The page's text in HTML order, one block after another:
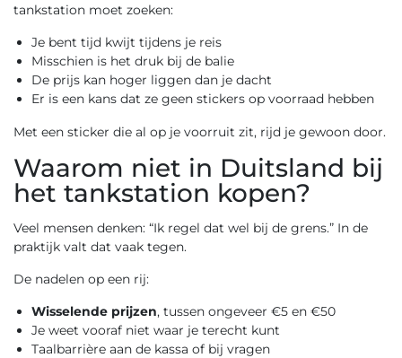
tankstation moet zoeken:
Je bent tijd kwijt tijdens je reis
Misschien is het druk bij de balie
De prijs kan hoger liggen dan je dacht
Er is een kans dat ze geen stickers op voorraad hebben
Met een sticker die al op je voorruit zit, rijd je gewoon door.
Waarom niet in Duitsland bij
het tankstation kopen?
Veel mensen denken: “Ik regel dat wel bij de grens.” In de
praktijk valt dat vaak tegen.
De nadelen op een rij:
Wisselende prijzen, tussen ongeveer €5 en €50
Je weet vooraf niet waar je terecht kunt
Taalbarrière aan de kassa of bij vragen